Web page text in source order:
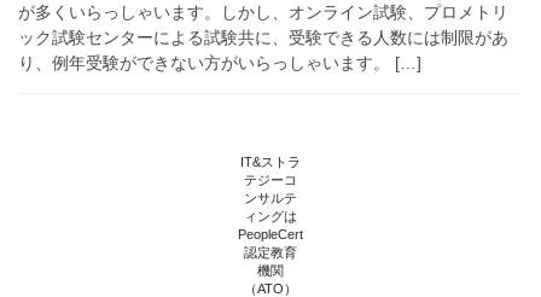
が多くいらっしゃいます。しかし、オンライン試験、プロメトリ
ック試験センターによる試験共に、受験できる人数には制限があ
り、例年受験ができない方がいらっしゃいます。 […]
IT&ストラ
テジーコ
ンサルテ
ィングは
PeopleCert
認定教育
機関
（ATO）